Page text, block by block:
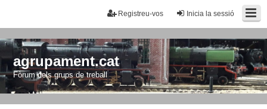
Inicia la sessió
Registreu-vos
agrupament.cat
Fòrum dels grups de treball